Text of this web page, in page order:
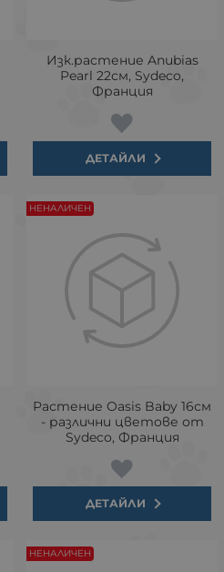
Изк.растение Anubias
Pearl 22см, Sydeco,
Франция
ДЕТАЙЛИ
Растение Oasis Baby 16см
- различни цветове от
Sydeco, Франция
ДЕТАЙЛИ
НЕНАЛИЧЕН
НЕНАЛИЧЕН